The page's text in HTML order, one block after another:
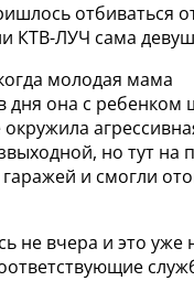
отбиваться
КТВ-ЛУЧ сама
молодая мама
дня она с ребенком
но тут
и смогли
не вчера и это уже